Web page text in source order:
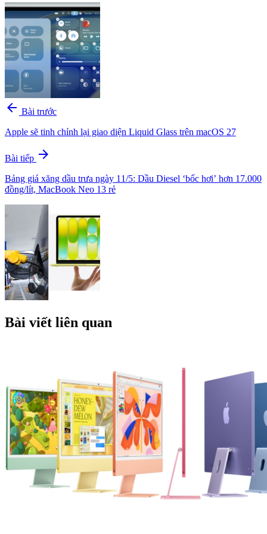
arrow_back Bài trước
Apple sẽ tinh chỉnh lại giao diện Liquid Glass trên macOS 27
Bài tiếp arrow_forward
Bảng giá xăng dầu trưa ngày 11/5: Dầu Diesel ‘bốc hơi’ hơn 17.000
đồng/lít, MacBook Neo 13 rẻ
Bài viết liên quan